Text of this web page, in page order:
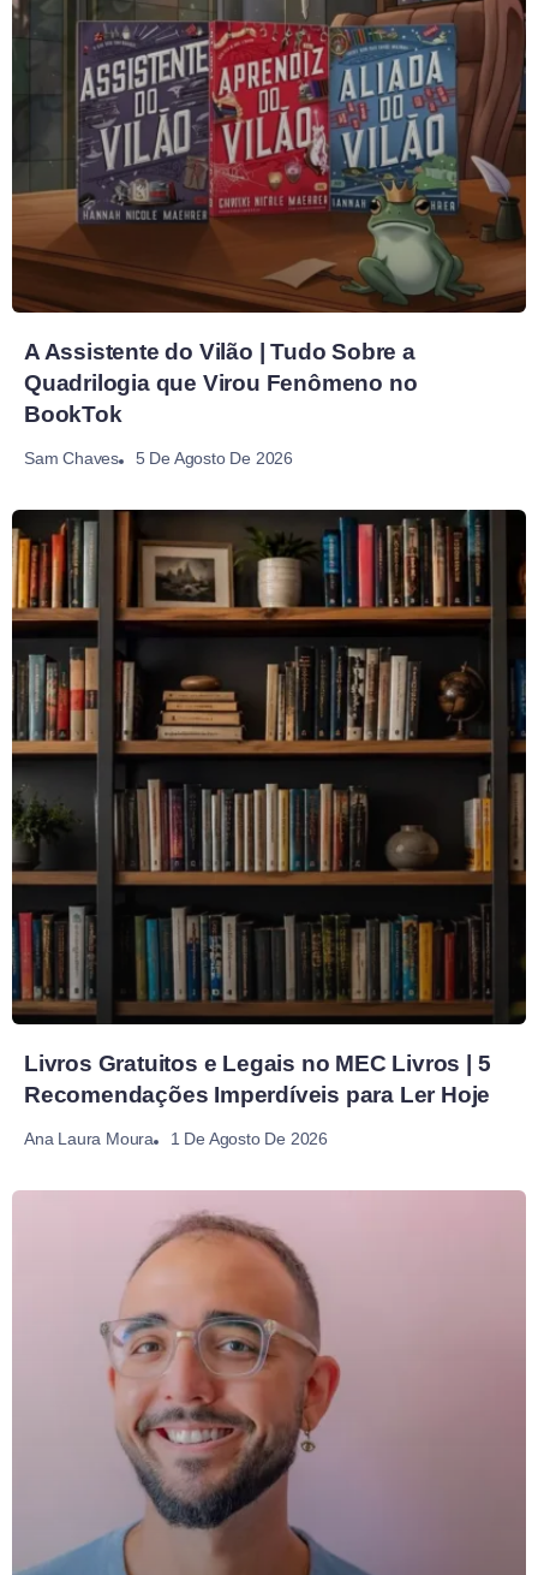
A Assistente do Vilão | Tudo Sobre a
Quadrilogia que Virou Fenômeno no
BookTok
Sam Chaves 5 De Agosto De 2026
Livros Gratuitos e Legais no MEC Livros | 5
Recomendações Imperdíveis para Ler Hoje
Ana Laura Moura 1 De Agosto De 2026